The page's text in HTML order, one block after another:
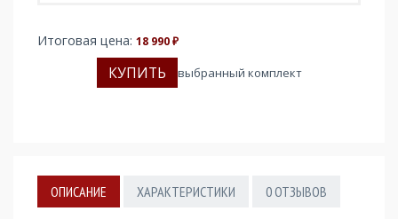
Итоговая цена: 18 990₽
выбранный комплект
ОПИСАНИЕ ХАРАКТЕРИСТИКИ 0ОТЗЫВОВ